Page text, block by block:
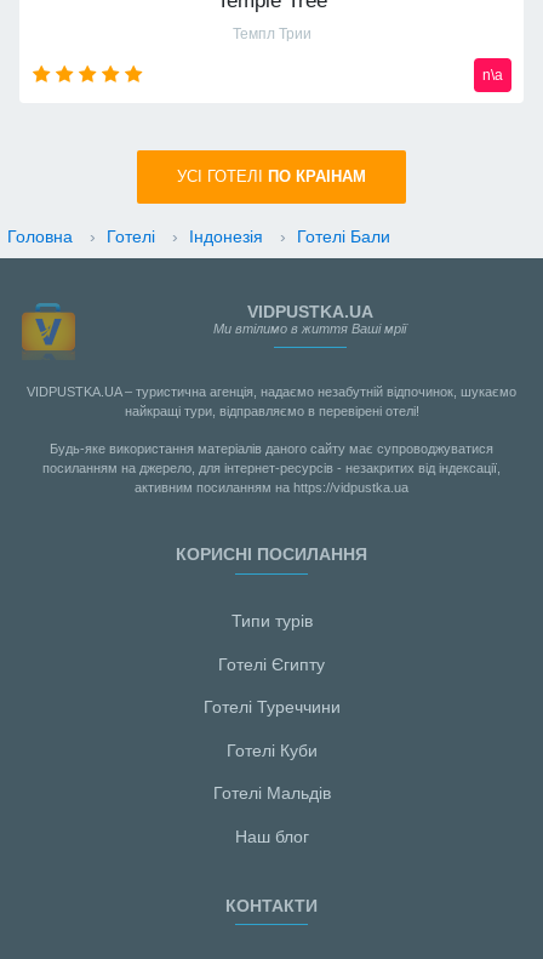
Маджестик Мираж
n\a
УСI ГОТЕЛІ ПО КРАIНАМ
Головна › Готелі › Індонезія › Готелі Бали
VIDPUSTKA.UA
Ми втілимо в життя Ваші мрії
VIDPUSTKA.UA – туристична агенція, надаємо незабутній відпочинок, шукаємо
найкращі тури, відправляємо в перевірені отелі!
Будь-яке використання матеріалів даного сайту має супроводжуватися
посиланням на джерело, для інтернет-ресурсів - незакритих від індексації,
активним посиланням на https://vidpustka.ua
КОРИСНІ ПОСИЛАННЯ
Типи турів
Готелі Єгипту
Готелі Туреччини
Готелі Куби
Готелі Мальдiв
Наш блог
КОНТАКТИ